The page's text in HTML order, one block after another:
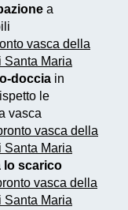
a
vasca della
Santa Maria
doccia in
le
vasca
vasca della
Santa Maria
lo scarico
vasca della
Santa Maria